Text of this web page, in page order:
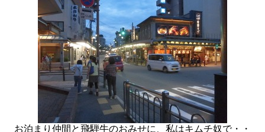
お泊まり仲間と飛騨牛のおみせに、私はキムチ奴で・・